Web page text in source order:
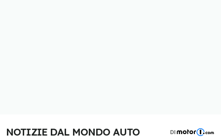
NOTIZIE DAL MONDO AUTO DI